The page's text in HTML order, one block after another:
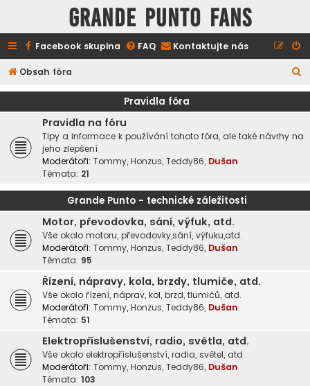
GRANDE PUNTO FANS
Facebook skupina FAQ Kontaktujte nás
Obsah fóra
l
a
Pravidla fóra
Pravidla na fóru
Tipy a informace k používání tohoto fóra, ale také návrhy na
jeho zlepšení
Moderátoři: Tommy, Honzus, Teddy86, Dušan
Témata: 21
Grande Punto - technické záležitosti
Motor, převodovka, sání, výfuk, atd.
Vše okolo motoru, převodovky,sání, výfuku,atd.
Moderátoři: Tommy, Honzus, Teddy86, Dušan
Témata: 95
Řízení, nápravy, kola, brzdy, tlumiče, atd.
Vše okolo řízení, náprav, kol, brzd, tlumičů, atd.
Moderátoři: Tommy, Honzus, Teddy86, Dušan
Témata: 51
Elektropříslušenství, radio, světla, atd.
Vše okolo elektropříslušenství, radia, světel, atd.
Moderátoři: Tommy, Honzus, Teddy86, Dušan
Témata: 103